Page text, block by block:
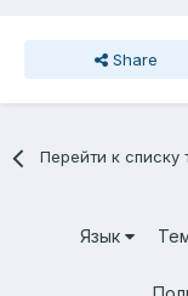
Share
Перейти к списку
Язык